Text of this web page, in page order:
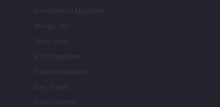
Investimenti Magazine
Money 365
Zona Nerd
B2B Magazine
People Magazine
Day Travel
Tutto Gaming